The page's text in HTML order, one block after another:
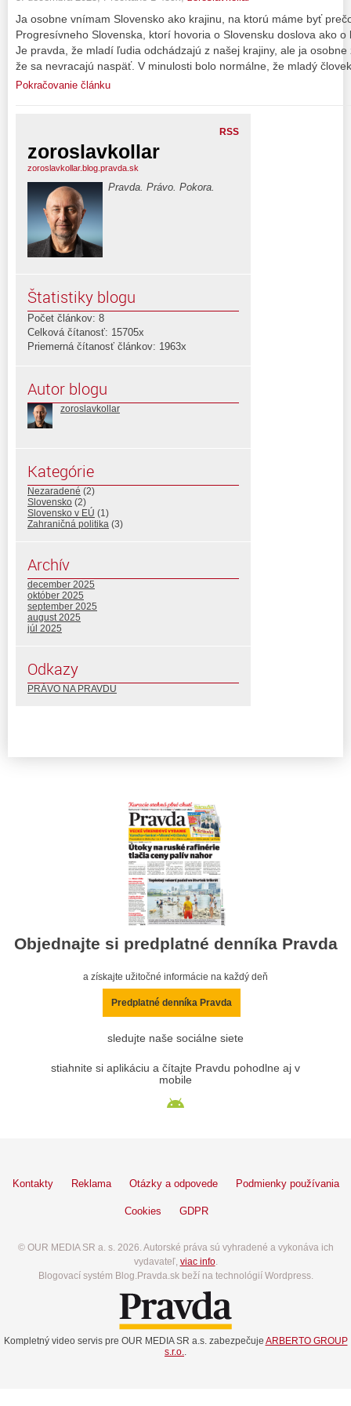
Ja osobne vnímam Slovensko ako krajinu, na ktorú máme byť
Progresívneho Slovenska, ktorí hovoria o Slovensku doslova ako
Je pravda, že mladí ľudia odchádzajú z našej krajiny, ale ja
že sa nevracajú naspäť. V minulosti bolo normálne, že mladý
Pokračovanie článku
RSS
zoroslavkollar
zoroslavkollar.blog.pravda.sk
Pravda. Právo. Pokora.
Štatistiky blogu
Počet článkov: 8
Celková čítanosť: 15705x
Priemerná čítanosť článkov: 1963x
Autor blogu
zoroslavkollar
Kategórie
Nezaradené (2)
Slovensko (2)
Slovensko v EÚ (1)
Zahraničná politika (3)
Archív
december 2025
október 2025
september 2025
august 2025
júl 2025
Odkazy
PRÁVO NA PRAVDU
Objednajte si predplatné denníka Pravda
a získajte užitočné informácie na každý deň
Predplatné denníka Pravda
sledujte naše sociálne siete
stiahnite si aplikáciu a čítajte Pravdu pohodlne aj v
mobile
Kontakty Reklama Otázky a odpovede Podmienky používania
Cookies GDPR
© OUR MEDIA SR a. s. 2026. Autorské práva sú vyhradené a vykonáva ich
vydavateľ, viac info.
Blogovací systém Blog.Pravda.sk beží na technológií Wordpress.
Kompletný video servis pre OUR MEDIA SR a.s. zabezpečuje ARBERTO GROUP
s.r.o..